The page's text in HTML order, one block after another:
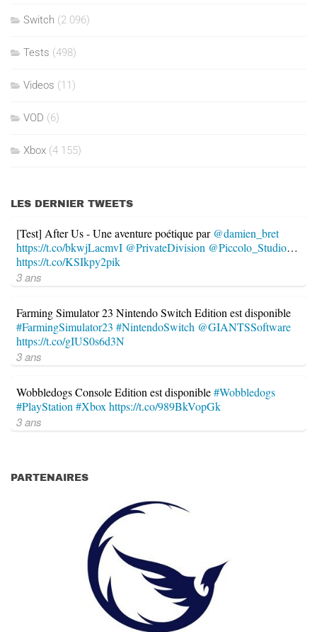
Switch (2 096)
Tests (498)
Videos (11)
VOD (6)
Xbox (4 155)
LES DERNIER TWEETS
[Test] After Us - Une aventure poétique par @damien_bret
https://t.co/bkwjLacmvI @PrivateDivision @Piccolo_Studio…
https://t.co/KSIkpy2pik
3 ans
Farming Simulator 23 Nintendo Switch Edition est disponible
#FarmingSimulator23 #NintendoSwitch @GIANTSSoftware
https://t.co/gIUS0s6d3N
3 ans
Wobbledogs Console Edition est disponible#Wobbledogs
#PlayStation#Xboxhttps://t.co/989BkVopGk
3 ans
PARTENAIRES